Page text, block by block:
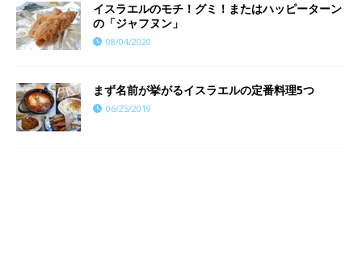
イスラエルのモチ！グミ！またはハッピーターン
の「ジャフヌン」
08/04/2020
まず名前が挙がるイスラエルの定番料理5つ
06/25/2019